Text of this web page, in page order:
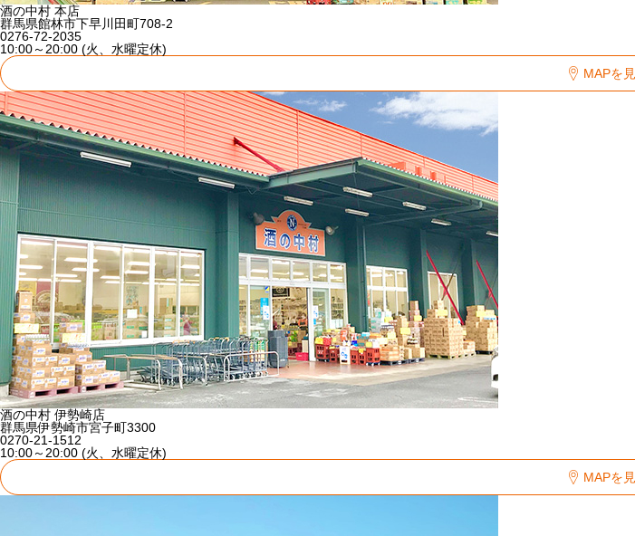
酒の中村 本店
群馬県館林市下早川田町708-2
0276-72-2035
10:00～20:00 (火、水曜定休)
MAPを
酒の中村 伊勢崎店
群馬県伊勢崎市宮子町3300
0270-21-1512
10:00～20:00 (火、水曜定休)
MAPを